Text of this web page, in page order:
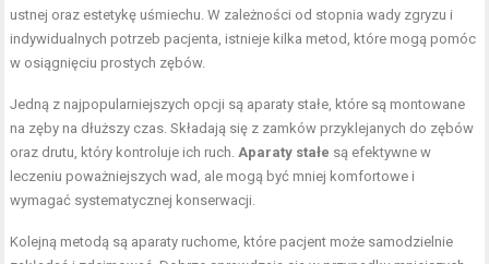
ustnej oraz estetykę uśmiechu. W zależności od stopnia wady zgryzu i
indywidualnych potrzeb pacjenta, istnieje kilka metod, które mogą pomóc
w osiągnięciu prostych zębów.
Jedną z najpopularniejszych opcji są aparaty stałe, które są montowane
na zęby na dłuższy czas. Składają się z zamków przyklejanych do zębów
oraz drutu, który kontroluje ich ruch. Aparaty stałe są efektywne w
leczeniu poważniejszych wad, ale mogą być mniej komfortowe i
wymagać systematycznej konserwacji.
Kolejną metodą są aparaty ruchome, które pacjent może samodzielnie